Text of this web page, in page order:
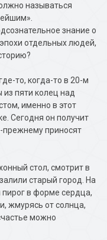
называться
знание о
отдельных людей,
то, когда-то в 20-м
пяти колец над
именно в этот
Сегодня он получит
прежнему приносят
стол, смотрит в
старый город. На
пирог в форме сердца,
жмурясь от солнца,
можно